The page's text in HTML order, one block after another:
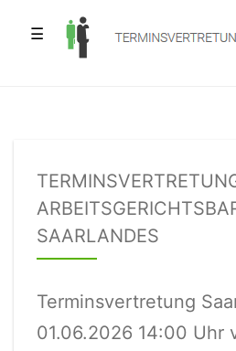
☰
SAARLANDES
Terminsvertretung
01.06.2026 14:00 Uhr